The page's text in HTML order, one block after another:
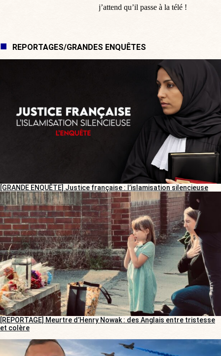
j’attend qu’il passe à la télé !
REPORTAGES/GRANDES ENQUÊTES
[GRANDE ENQUÊTE] Justice française : l’islamisation silencieuse
[REPORTAGE] Meurtre d’Henry Nowak : des Anglais entre tristesse
et colère